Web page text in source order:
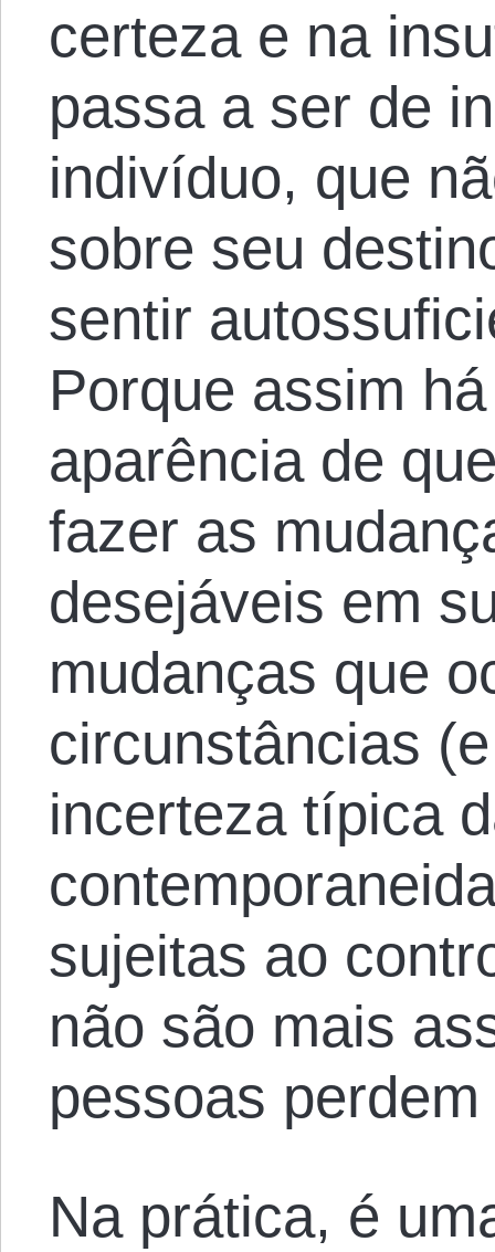
certeza e na
passa a ser de
indivíduo, que
sobre seu
sentir
Porque assim
aparência de
fazer as
desejáveis em
mudanças que
circunstâncias
incerteza típica
sujeitas ao
não são mais
pessoas
Na prática, é